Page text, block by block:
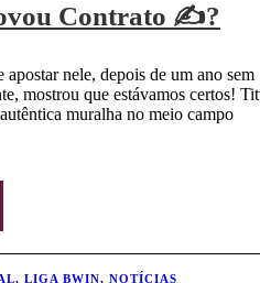
Contrato ✍?
apostar nele, depois de um ano sem
mostrou que estávamos certos!
muralha no meio campo
, LIGA BWIN, NOTÍCIAS